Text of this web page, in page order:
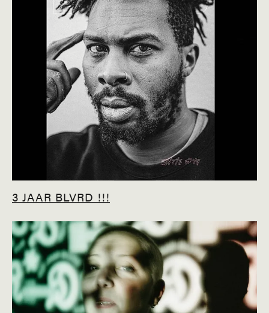
3 JAAR BLVRD !!!